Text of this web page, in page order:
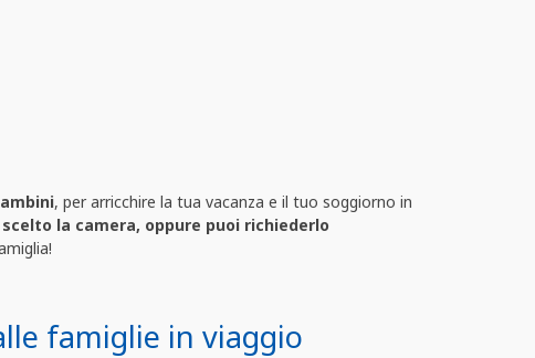
, per arricchire la tua vacanza e il tuo soggiorno in
la camera, oppure puoi richiederlo
famiglie in viaggio